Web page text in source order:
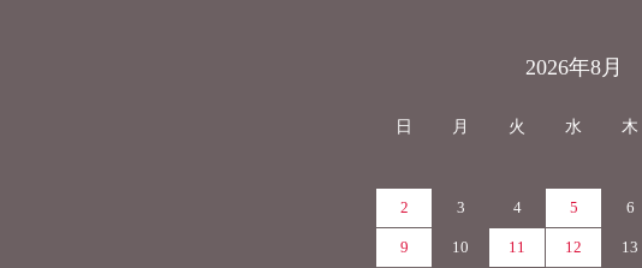
2026年8月
日 月 火 水 木
2 3 4 5 6
9 10 11 12 13